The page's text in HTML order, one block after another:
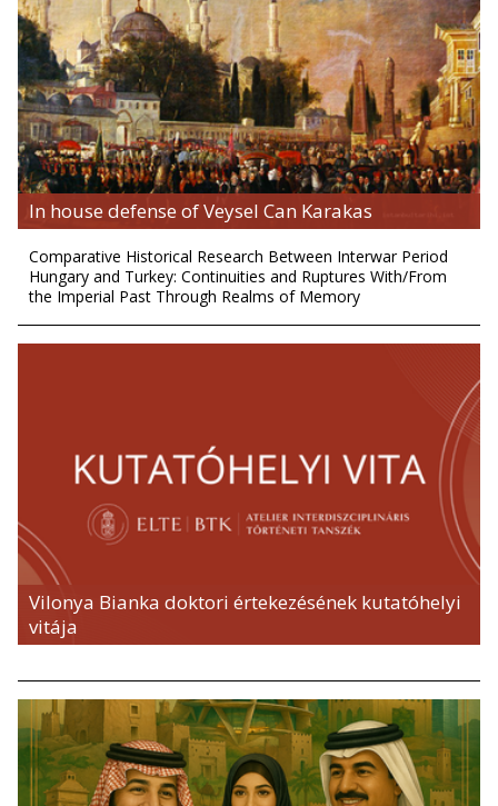
In house defense of Veysel Can Karakas
Comparative Historical Research Between Interwar Period
Hungary and Turkey: Continuities and Ruptures With/From
the Imperial Past Through Realms of Memory
Vilonya Bianka doktori értekezésének kutatóhelyi
vitája